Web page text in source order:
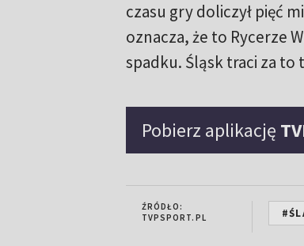
czasu gry doliczył pięć
oznacza, że to Rycerze
spadku. Śląsk traci za
Pobierz aplikację
ŹRÓDŁO:
TVPSPORT.PL